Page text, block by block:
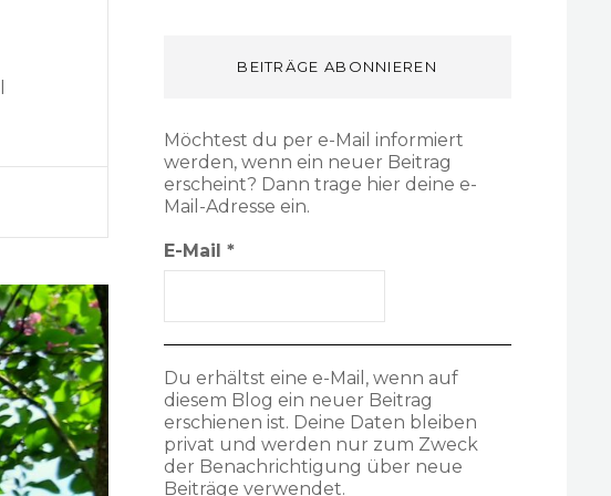
BEITRÄGE ABONNIEREN
Möchtest du per e-Mail informiert
werden, wenn ein neuer Beitrag
erscheint? Dann trage hier deine e-
Mail-Adresse ein.
E-Mail *
Du erhältst eine e-Mail, wenn auf
diesem Blog ein neuer Beitrag
erschienen ist. Deine Daten bleiben
privat und werden nur zum Zweck
der Benachrichtigung über neue
Beiträge verwendet.